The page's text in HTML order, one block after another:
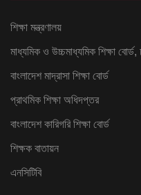
শিক্ষা মন্ত্রণালয়
মাধ্যমিক ও উচ্চমাধ্যমিক শিক্ষা বোর্ড,
বাংলাদেশ মাদ্রাসা শিক্ষা বোর্ড
প্রাথমিক শিক্ষা অধিদপ্তর
বাংলাদেশ কারিগরি শিক্ষা বোর্ড
শিক্ষক বাতায়ন
এনসিটিবি